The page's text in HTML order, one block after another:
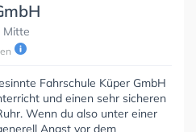
Mitte
Fahrschule Küper GmbH
und einen sehr sicheren
Wenn du also unter einer
Angst vor dem